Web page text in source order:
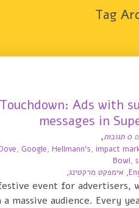
Tag
Ads with
messages in
0 תגובות ,
אימפקט מרקטינג,
, Google, Hellmann's, impact
Bowl,
event for advertisers,
massive audience. Every